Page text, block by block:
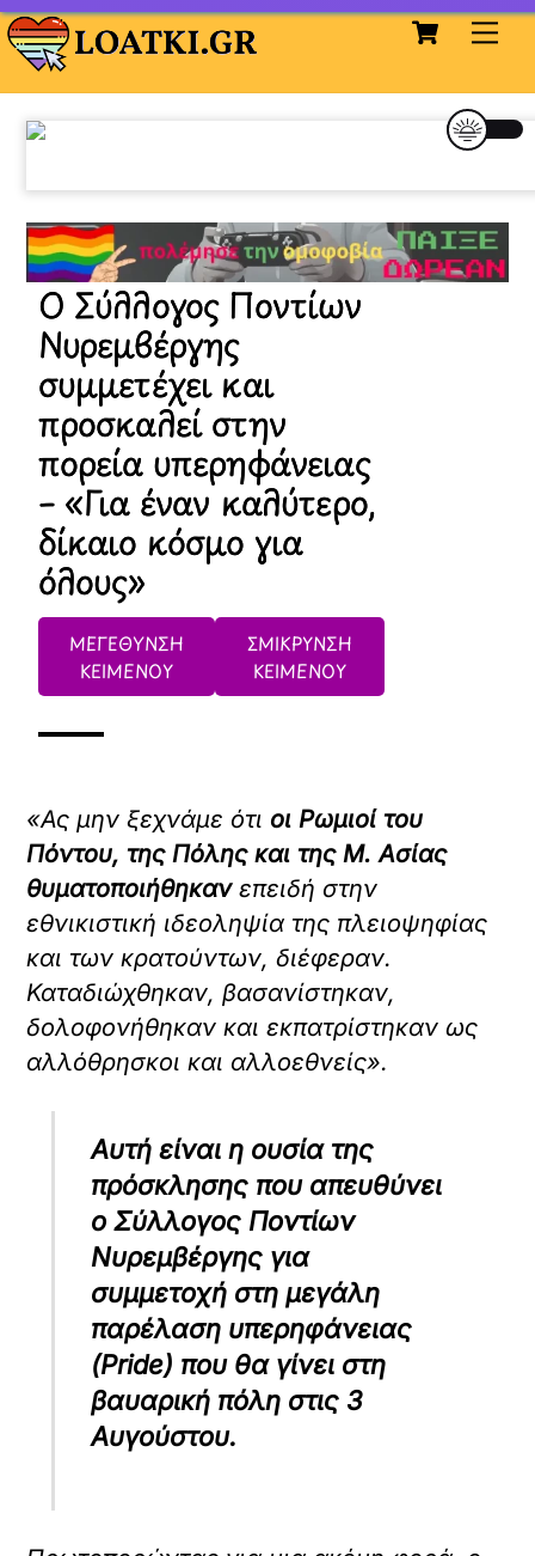
Skip
to
content
Cart
O Σύλλογος Ποντίων
Νυρεμβέργης
συμμετέχει και
προσκαλεί στην
πορεία υπερηφάνειας
– «Για έναν καλύτερο,
δίκαιο κόσμο για
όλους»
ΜΕΓΕΘΥΝΣΗ
ΚΕΙΜΕΝΟΥ
ΣΜΙΚΡΥΝΣΗ
ΚΕΙΜΕΝΟΥ
«Ας μην ξεχνάμε ότι οι Ρωμιοί του
Πόντου, της Πόλης και της Μ. Ασίας
θυματοποιήθηκανεπειδή στην
εθνικιστική ιδεοληψία της πλειοψηφίας
και των κρατούντων, διέφεραν.
Καταδιώχθηκαν, βασανίστηκαν,
δολοφονήθηκαν και εκπατρίστηκαν ως
αλλόθρησκοι και αλλοεθνείς».
Αυτή είναι η ουσία της
πρόσκλησης που απευθύνει
ο Σύλλογος Ποντίων
Νυρεμβέργης για
συμμετοχή στη μεγάλη
παρέλαση υπερηφάνειας
(Pride) που θα γίνει στη
βαυαρική πόλη στις 3
Αυγούστου.